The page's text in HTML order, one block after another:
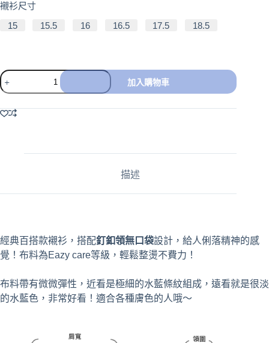
襯衫尺寸
15
15.5 16 16.5 17.5 18.5
加入購物車
l
v
描述
經典百搭款襯衫，搭配釘釦領無口袋設計，給人俐落精神的感
覺！布料為Eazy care等級，輕鬆整燙不費力！
布料帶有微微彈性，近看是極細的水藍條紋組成，遠看就是很淡
的水藍色，非常好看！適合各種膚色的人哦～